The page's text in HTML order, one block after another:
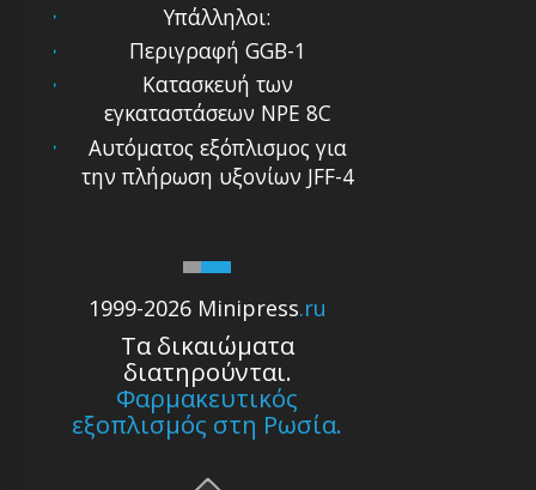
1999-2026 Minipress.ru
Τα δικαιώματα
διατηρούνται.
Φαρμακευτικός
εξοπλισμός στη Ρωσία.
Υπάλληλοι:
Περιγραφή GGB-1
Κατασκευή των
εγκαταστάσεων NPE 8C
Αυτόματoς εξόπλισμoς για
την πλήρωση υξoνίων JFF-4